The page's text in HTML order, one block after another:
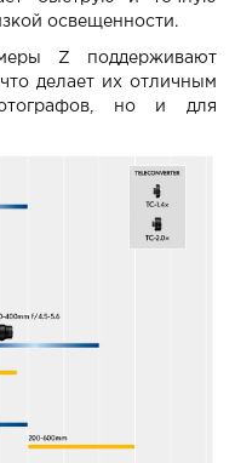
освещенности.
Z поддерживают
делает их отличным
но и для